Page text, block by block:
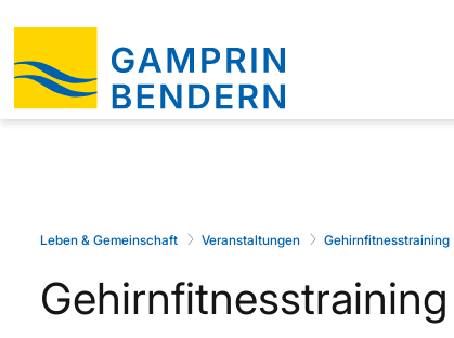
Leben & Gemeinschaft Veranstaltungen Gehirnfitnesstraining
Gehirnfitnesstraining